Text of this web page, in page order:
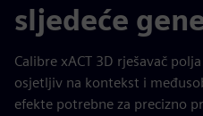
sljedeće
Calibre xACT 3D rješavač
osjetljiv na kontekst i
efekte potrebne za precizno